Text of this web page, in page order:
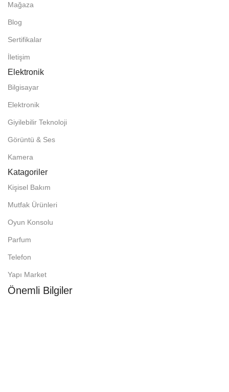
Mağaza
Blog
Sertifikalar
İletişim
Elektronik
Bilgisayar
Elektronik
Giyilebilir Teknoloji
Görüntü & Ses
Kamera
Katagoriler
Kişisel Bakım
Mutfak Ürünleri
Oyun Konsolu
Parfum
Telefon
Yapı Market
Önemli Bilgiler